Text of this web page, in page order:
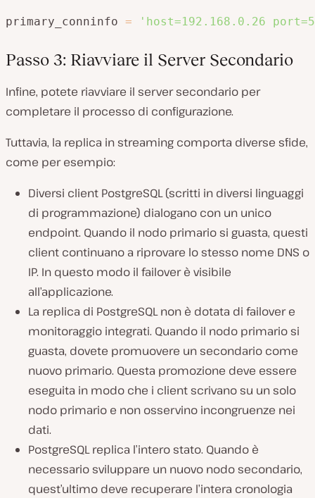
primary_conninfo = 'host=192.168.0.26
Passo 3: Riavviare il Server Secondario
Infine, potete riavviare il server secondario per
completare il processo di configurazione.
Tuttavia, la replica in streaming comporta diverse sfide,
come per esempio:
Diversi client PostgreSQL (scritti in diversi linguaggi
di programmazione) dialogano con un unico
endpoint. Quando il nodo primario si guasta, questi
client continuano a riprovare lo stesso nome DNS o
IP. In questo modo il failover è visibile
all’applicazione.
La replica di PostgreSQL non è dotata di failover e
monitoraggio integrati. Quando il nodo primario si
guasta, dovete promuovere un secondario come
nuovo primario. Questa promozione deve essere
eseguita in modo che i client scrivano su un solo
nodo primario e non osservino incongruenze nei
dati.
PostgreSQL replica l’intero stato. Quando è
necessario sviluppare un nuovo nodo secondario,
quest’ultimo deve recuperare l’intera cronologia